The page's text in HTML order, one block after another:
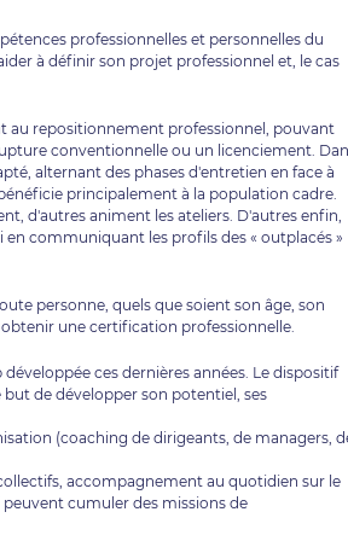
professionnelles et personnelles du
à définir son projet professionnel et, le cas
au repositionnement professionnel, pouvant
conventionnelle ou un licenciement.
alternant des phases d'entretien en face à
principalement à la population cadre.
d'autres animent les ateliers. D'autres enfin,
communiquant les profils des « outplacés »
personne, quels que soient son âge, son
une certification professionnelle.
ces dernières années. Le dispositif
de développer son potentiel, ses
(coaching de dirigeants, de managers,
accompagnement au quotidien sur le
cumuler des missions de